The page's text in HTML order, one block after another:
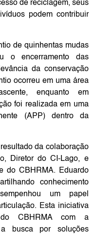
de reciclagem, seus
podem contribuir
de quinhentas mudas
o encerramento das
da conservação
ocorreu em uma área
enquanto em
foi realizada em uma
(APP) dentro da
da colaboração
Diretor do CI-Lago, e
do CBHRMA. Eduardo
conhecimento
um papel
Esta iniciativa
do CBHRMA com a
busca por soluções